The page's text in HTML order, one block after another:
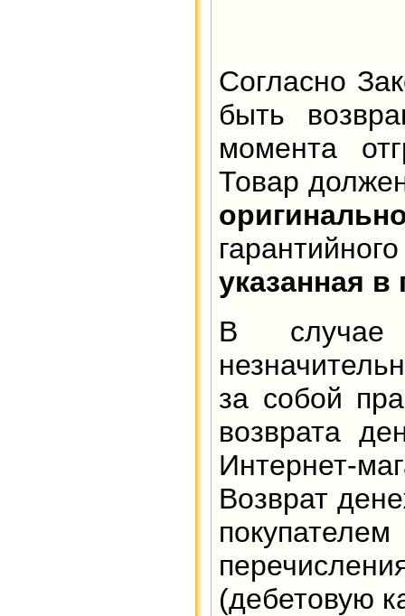
Согласно
быть
момента
Товар
указанная в
В случае
за собой
возврата
Интернет-
Возврат
(дебетовую